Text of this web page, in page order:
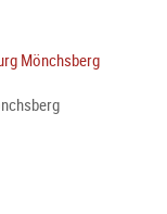
Mönchsberg